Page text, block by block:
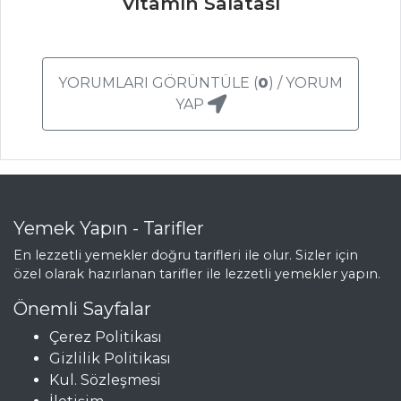
Şeftalili Ve
enginar
Balık Yemekleri
SEBZE
YEMEKLERI
Patatesli Pay
Zeytinyağlı
Enginar
YORUMLARI GÖRÜNTÜLE (0) / YORUM
YAP
Yemek Yapın - Tarifler
En lezzetli yemekler doğru tarifleri ile olur. Sizler için
özel olarak hazırlanan tarifler ile lezzetli yemekler yapın.
Önemli Sayfalar
Çerez Politikası
Gizlilik Politikası
Kul. Sözleşmesi